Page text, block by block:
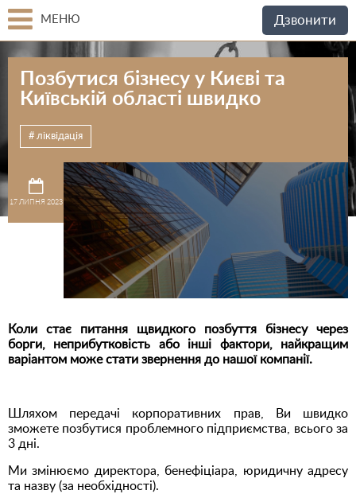
МЕНЮ Дзвонити
Позбутися бізнесу у Києві та
Київській області швидко
ліквідація
17 ЛИПНЯ 2023
Коли стає питання щвидкого позбуття бізнесу через
борги, неприбутковість або інші фактори, найкращим
варіантом може стати звернення до нашої компанії.
Шляхом передачі корпоративних прав, Ви швидко
зможете позбутися проблемного підприємства, всього за
3 дні.
Ми змінюємо директора, бенефіціара, юридичну адресу
та назву (за необхідності).